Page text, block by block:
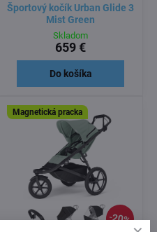
Športový kočík Urban Glide 3
Mist Green
Skladom
659 €
Do košíka
20%
Magnetická pracka